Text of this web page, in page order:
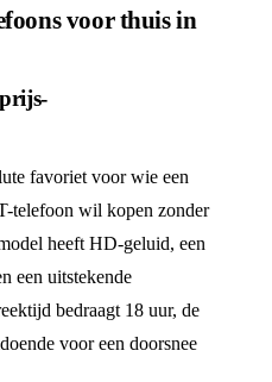
voor thuis in
favoriet voor wie een
telefoon wil kopen zonder
heeft HD-geluid, een
een uitstekende
bedraagt 18 uur, de
voor een doorsnee